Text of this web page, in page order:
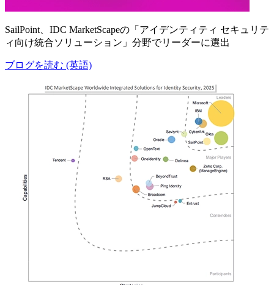
SailPoint、IDC MarketScapeの「アイデンティティ セキュリテ
ィ向け統合ソリューション」分野でリーダーに選出
ブログを読む (英語)